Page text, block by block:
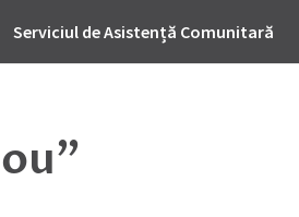
Serviciul de Asistență Comunitară